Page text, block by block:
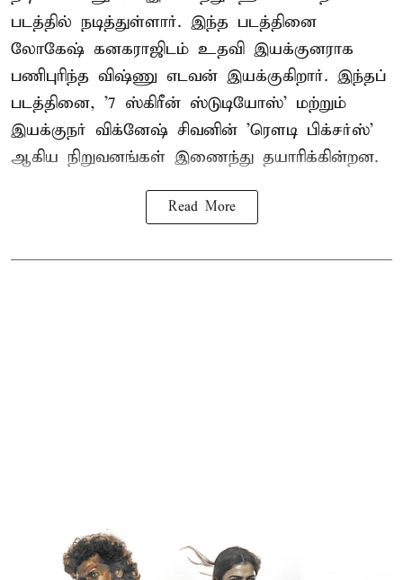
படத்தில் நடித்துள்ளார். இந்த படத்தினை
லோகேஷ் கனகராஜிடம் உதவி இயக்குனராக
பணிபுரிந்த விஷ்ணு எடவன் இயக்குகிறார். இந்தப்
படத்தினை, '7 ஸ்கிரீன் ஸ்டுடியோஸ்' மற்றும்
இயக்குநர் விக்னேஷ் சிவனின் 'ரௌடி பிக்சர்ஸ்'
ஆகிய நிறுவனங்கள் இணைந்து தயாரிக்கின்றன.
Read More